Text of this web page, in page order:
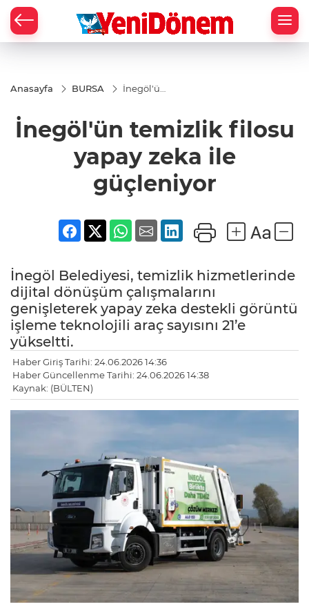
Anasayfa BURSA
İnegöl'ün
yapay
zeka ile
İnegöl'ün temizlik filosu
yapay zeka ile
güçleniyor
İnegöl Belediyesi, temizlik hizmetlerinde
dijital dönüşüm çalışmalarını
genişleterek yapay zeka destekli görüntü
işleme teknolojili araç sayısını 21’e
yükseltti.
Haber Giriş Tarihi: 24.06.2026 14:36
Haber Güncellenme Tarihi: 24.06.2026 14:38
Kaynak: (BÜLTEN)